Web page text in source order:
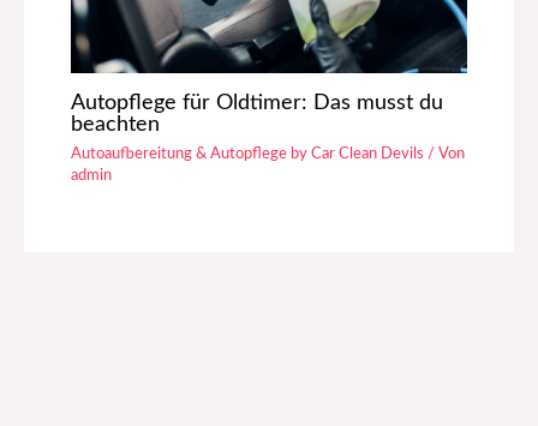
Autopflege für Oldtimer: Das musst du
beachten
Autoaufbereitung & Autopflege by Car Clean Devils / Von
admin